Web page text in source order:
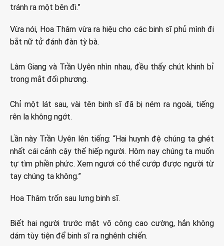
tránh ra một bên đi.”
Vừa nói, Hoa Thâm vừa ra hiệu cho các binh sĩ phủ mình đi
bắt nữ tử đánh đàn tỳ bà.
Lâm Giang và Trần Uyên nhìn nhau, đều thấy chút khinh bỉ
trong mắt đối phương.
Chỉ một lát sau, vài tên binh sĩ đã bị ném ra ngoài, tiếng
rên la không ngớt.
Lần này Trần Uyên lên tiếng: “Hai huynh đệ chúng ta ghét
nhất cái cảnh cậy thế hiếp người. Hôm nay chúng ta muốn
tự tìm phiền phức. Xem ngươi có thể cướp được người từ
tay chúng ta không.”
Hoa Thâm trốn sau lưng binh sĩ.
Biết hai người trước mặt võ công cao cường, hắn không
dám tùy tiện để binh sĩ ra nghênh chiến.